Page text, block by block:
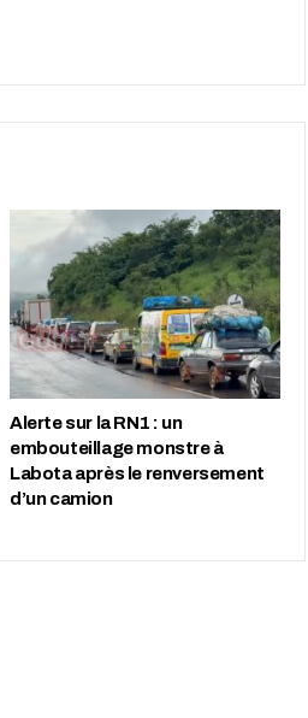
Alerte sur la RN1 : un
embouteillage monstre à
Labota après le renversement
d’un camion